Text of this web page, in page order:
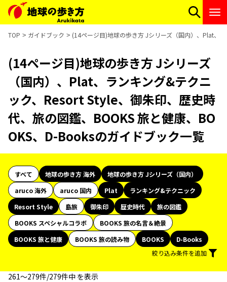
TOP ガイドブック (14ページ目)地球の歩き方 Jシリーズ（国内）、Plat、
(14ページ目)地球の歩き方 Jシリーズ
（国内）、Plat、ランキング&テクニ
ック、Resort Style、御朱印、歴史時
代、旅の図鑑、BOOKS 旅と健康、BO
OKS、D-Booksのガイドブック一覧
すべて 地球の歩き方 海外
地球の歩き方 Jシリーズ（国内）
aruco 海外
aruco 国内 Plat
ランキング&テクニック
Resort Style
島旅 御朱印 歴史時代
旅の図鑑
BOOKS スペシャルコラボ
BOOKS 旅の名言＆絶景
BOOKS 旅と健康
BOOKS 旅の読み物 BOOKS
D-Books
絞り込み条件を追加
261〜279件/279件中 を表示